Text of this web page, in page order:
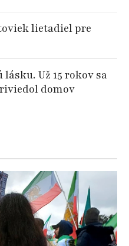
lietadiel pre
Už 15 rokov sa
domov